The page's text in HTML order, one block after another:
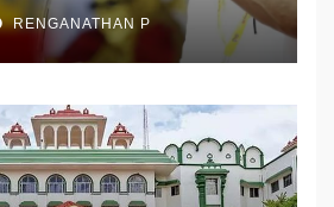
RENGANATHAN P